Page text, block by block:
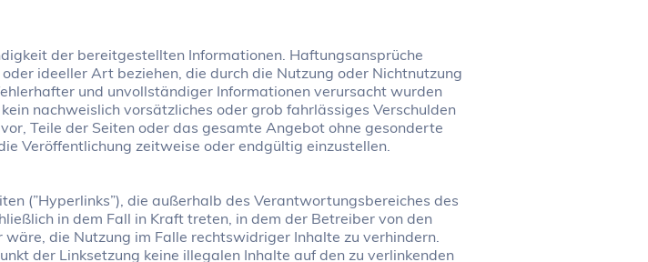
der bereitgestellten Informationen. Haftungsansprüche
ideeller Art beziehen, die durch die Nutzung oder Nichtnutzung
und unvollständiger Informationen verursacht wurden
nachweislich vorsätzliches oder grob fahrlässiges Verschulden
Teile der Seiten oder das gesamte Angebot ohne gesonderte
Veröffentlichung zeitweise oder endgültig einzustellen.
(”Hyperlinks”), die außerhalb des Verantwortungsbereiches des
in dem Fall in Kraft treten, in dem der Betreiber von den
die Nutzung im Falle rechtswidriger Inhalte zu verhindern.
der Linksetzung keine illegalen Inhalte auf den zu verlinkenden